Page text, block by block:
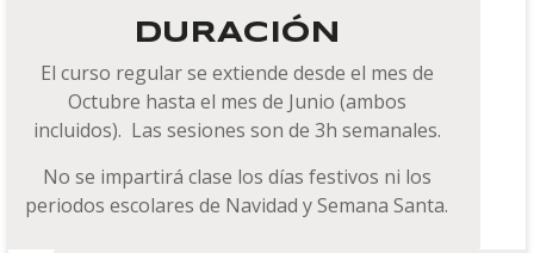
DURACIÓN
El curso regular se extiende desde el mes de
Octubre hasta el mes de Junio (ambos
incluidos). Las sesiones son de 3h semanales.
No se impartirá clase los días festivos ni los
periodos escolares de Navidad y Semana Santa.